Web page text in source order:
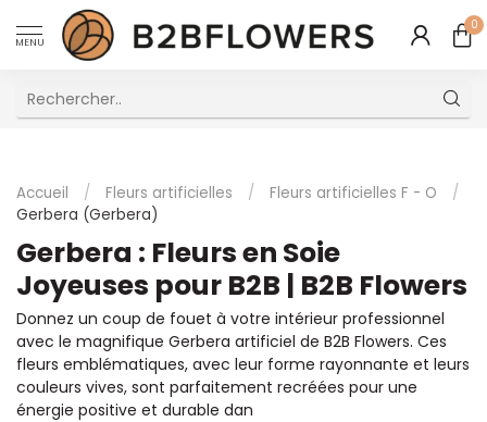
MENU
0
Accueil / Fleurs artificielles / Fleurs artificielles F - O
/
Gerbera (Gerbera)
Gerbera : Fleurs en Soie
Joyeuses pour B2B | B2B Flowers
Donnez un coup de fouet à votre intérieur professionnel
avec le magnifique Gerbera artificiel de B2B Flowers. Ces
fleurs emblématiques, avec leur forme rayonnante et leurs
couleurs vives, sont parfaitement recréées pour une
énergie positive et durable dan